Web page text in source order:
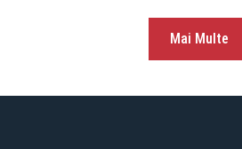
Mai Multe